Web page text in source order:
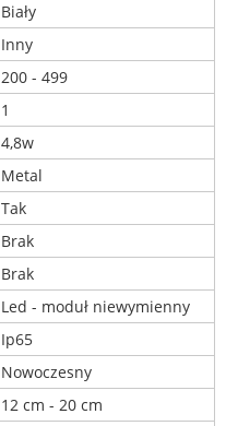
Biały
Inny
200 - 499
1
4,8w
Metal
Tak
Brak
Brak
Led - moduł niewymienny
Ip65
Nowoczesny
12 cm - 20 cm